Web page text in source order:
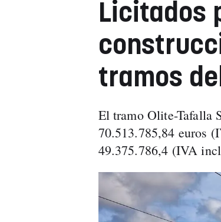
Licitados
tramos
El tramo Olite-Tafalla
70.513.785,84 euros
49.375.786,4 (IVA